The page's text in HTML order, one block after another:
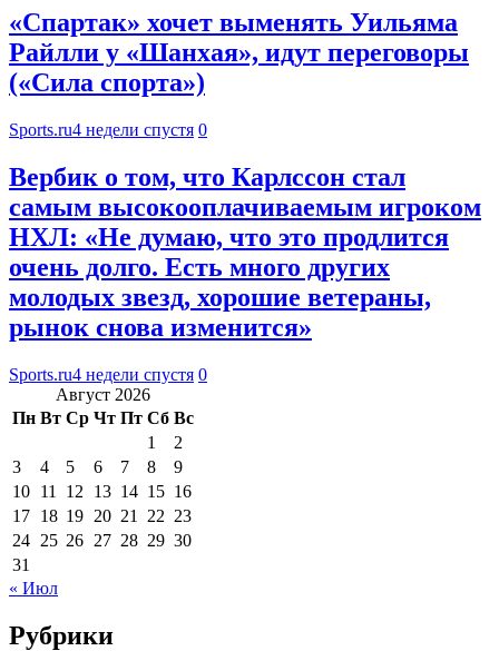
«Спартак» хочет выменять Уильяма
Райлли у «Шанхая», идут переговоры
(«Сила спорта»)
Sports.ru4 недели спустя 0
Вербик о том, что Карлссон стал
самым высокооплачиваемым игроком
НХЛ: «Не думаю, что это продлится
очень долго. Есть много других
молодых звезд, хорошие ветераны,
рынок снова изменится»
Sports.ru4 недели спустя 0
Август 2026
Пн Вт Ср Чт Пт Сб Вс
1
2
3
4 5 6 7 8
9
10 11 12 13 14 15 16
17 18 19 20 21 22 23
24 25 26 27 28 29 30
31
« Июл
Рубрики